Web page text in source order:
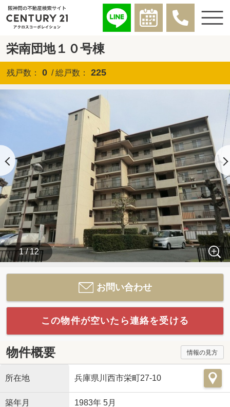
栄南団地１０号棟
残戸数： 0 / 総戸数： 225
1 / 12
お問い合わせ
この物件が空いたら連絡を受ける
物件概要 情報の見方
所在地 兵庫県川西市栄町27-10
築年月 1983年 5月